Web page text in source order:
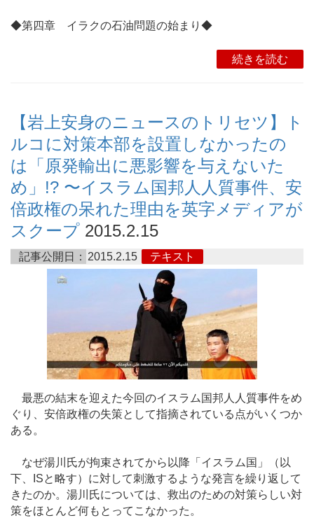
◆第四章 イラクの石油問題の始まり◆
続きを読む
【岩上安身のニュースのトリセツ】ト
ルコに対策本部を設置しなかったの
は「原発輸出に悪影響を与えないた
め」!? 〜イスラム国邦人人質事件、安
倍政権の呆れた理由を英字メディアが
スクープ 2015.2.15
記事公開日： 2015.2.15 テキスト
最悪の結末を迎えた今回のイスラム国邦人人質事件をめ
ぐり、安倍政権の失策として指摘されている点がいくつか
ある。
なぜ湯川氏が拘束されてから以降「イスラム国」（以
下、ISと略す）に対して刺激するような発言を繰り返して
きたのか。湯川氏については、救出のための対策らしい対
策をほとんど何もとってこなかった。